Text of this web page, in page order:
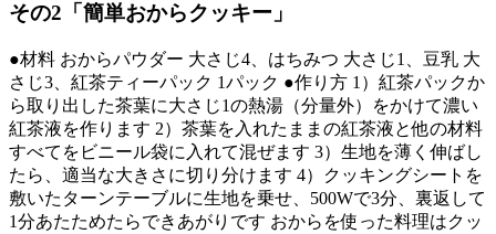
その2「簡単おからクッキー」
●材料 おからパウダー 大さじ4、はちみつ 大さじ1、豆乳 大
さじ3、紅茶ティーパック 1パック ●作り方 1）紅茶パックか
ら取り出した茶葉に大さじ1の熱湯（分量外）をかけて濃い
紅茶液を作ります 2）茶葉を入れたままの紅茶液と他の材料
すべてをビニール袋に入れて混ぜます 3）生地を薄く伸ばし
たら、適当な大きさに切り分けます 4）クッキングシートを
敷いたターンテーブルに生地を乗せ、500Wで3分、裏返して
1分あたためたらできあがりです おからを使った料理はクッ